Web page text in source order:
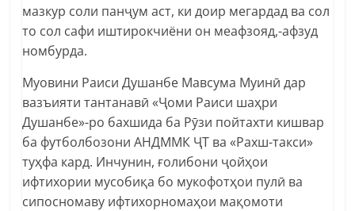
мазкур соли панҷум аст, ки доир мегардад ва сол
то сол сафи иштирокчиёни он меафзояд,-афзуд
номбурда.
Муовини Раиси Душанбе Мавсума Муинӣ дар
вазъияти тантанавӣ «Ҷоми Раиси шаҳри
Душанбе»-ро бахшида ба Рӯзи пойтахти кишвар
ба футболбозони АНДММК ҶТ ва «Рахш-такси»
туҳфа кард. Инчунин, ғолибони ҷойҳои
ифтихории мусобиқа бо мукофотҳои пулӣ ва
сипосномаву ифтихорномаҳои мақомоти